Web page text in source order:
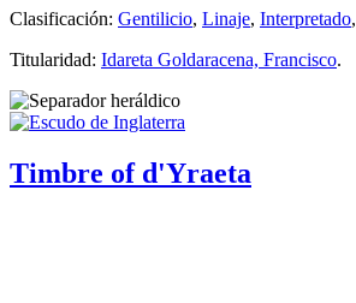
Clasificación: Gentilicio, Linaje, Interpretado,
Titularidad: Idareta Goldaracena, Francisco.
Timbre of d'Yraeta